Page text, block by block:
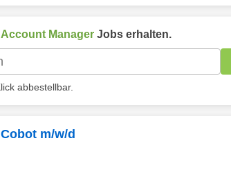
Account Manager Jobs erhalten.
abbestellbar.
m/w/d